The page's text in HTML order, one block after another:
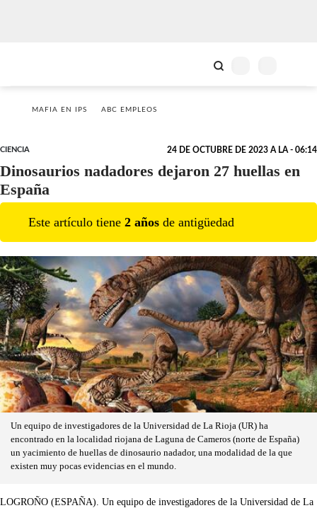
MAFIA EN IPS ABC EMPLEOS
CIENCIA 24 DE OCTUBRE DE 2023 A LA - 06:14
Dinosaurios nadadores dejaron 27 huellas en
España
Este artículo tiene 2 años de antigüedad
Un equipo de investigadores de la Universidad de La Rioja (UR) ha
encontrado en la localidad riojana de Laguna de Cameros (norte de España)
un yacimiento de huellas de dinosaurio nadador, una modalidad de la que
existen muy pocas evidencias en el mundo.
LOGROÑO (ESPAÑA). Un equipo de investigadores de la Universidad de La